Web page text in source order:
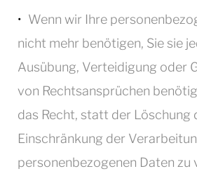
Wenn wir Ihre
nicht mehr benötigen, Sie sie
Ausübung, Verteidigung oder
von Rechtsansprüchen
das Recht, statt der Löschung
Einschränkung der
personenbezogenen Daten zu